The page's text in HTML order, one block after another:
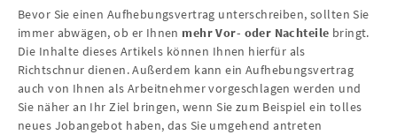
Bevor Sie einen Aufhebungsvertrag unterschreiben, sollten Sie
immer abwägen, ob er Ihnen mehr Vor- oder Nachteile bringt.
Die Inhalte dieses Artikels können Ihnen hierfür als
Richtschnur dienen. Außerdem kann ein Aufhebungsvertrag
auch von Ihnen als Arbeitnehmer vorgeschlagen werden und
Sie näher an Ihr Ziel bringen, wenn Sie zum Beispiel ein tolles
neues Jobangebot haben, das Sie umgehend antreten